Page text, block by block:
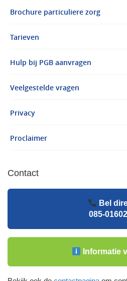
Brochure particuliere zorg
Tarieven
Hulp bij PGB aanvragen
Veelgestelde vragen
Privacy
Proclaimer
Contact
Bel
085-
Informatie